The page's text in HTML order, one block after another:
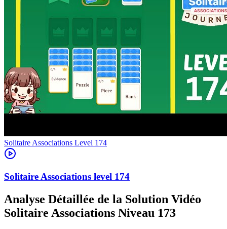
Level 174
174
Analyse Détaillée de la Solution Vidéo
Solitaire Associations Niveau 173